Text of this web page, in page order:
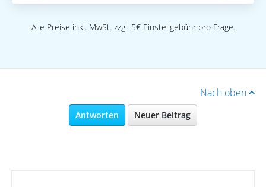
Alle Preise inkl. MwSt. zzgl. 5€ Einstellgebühr pro Frage.
Nach oben
Antworten Neuer Beitrag